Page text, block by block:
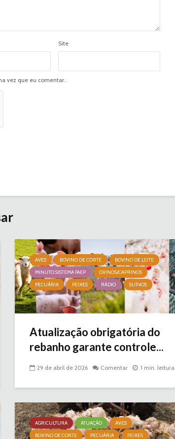
Site
vez que eu comentar.
AVES BOVINO DE CORTE
BOVINO DE LEITE
MINUTO SISTEMA FAEP
OVINOS/CAPRINOS
PECUÁRIA
PEIXES RÁDIO SUÍNOS
Atualização obrigatória do
rebanho garante controle...
29 de abril de 2026 Comentar 1 min. leitura
AGRICULTURA ATUAÇÃO
AVES
BOVINO DE CORTE
PECUÁRIA PEIXES